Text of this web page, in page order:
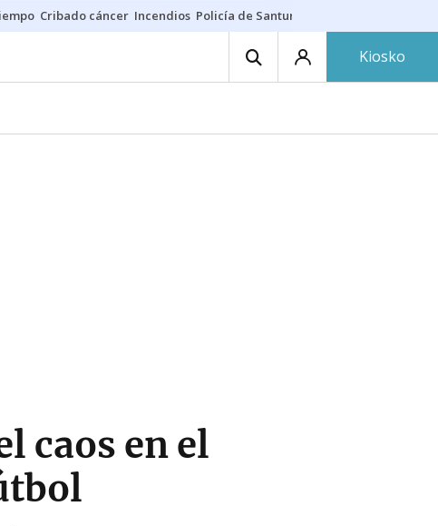
Cribado cáncer Incendios Policía de Santurtzi
Kiosko
caos en el